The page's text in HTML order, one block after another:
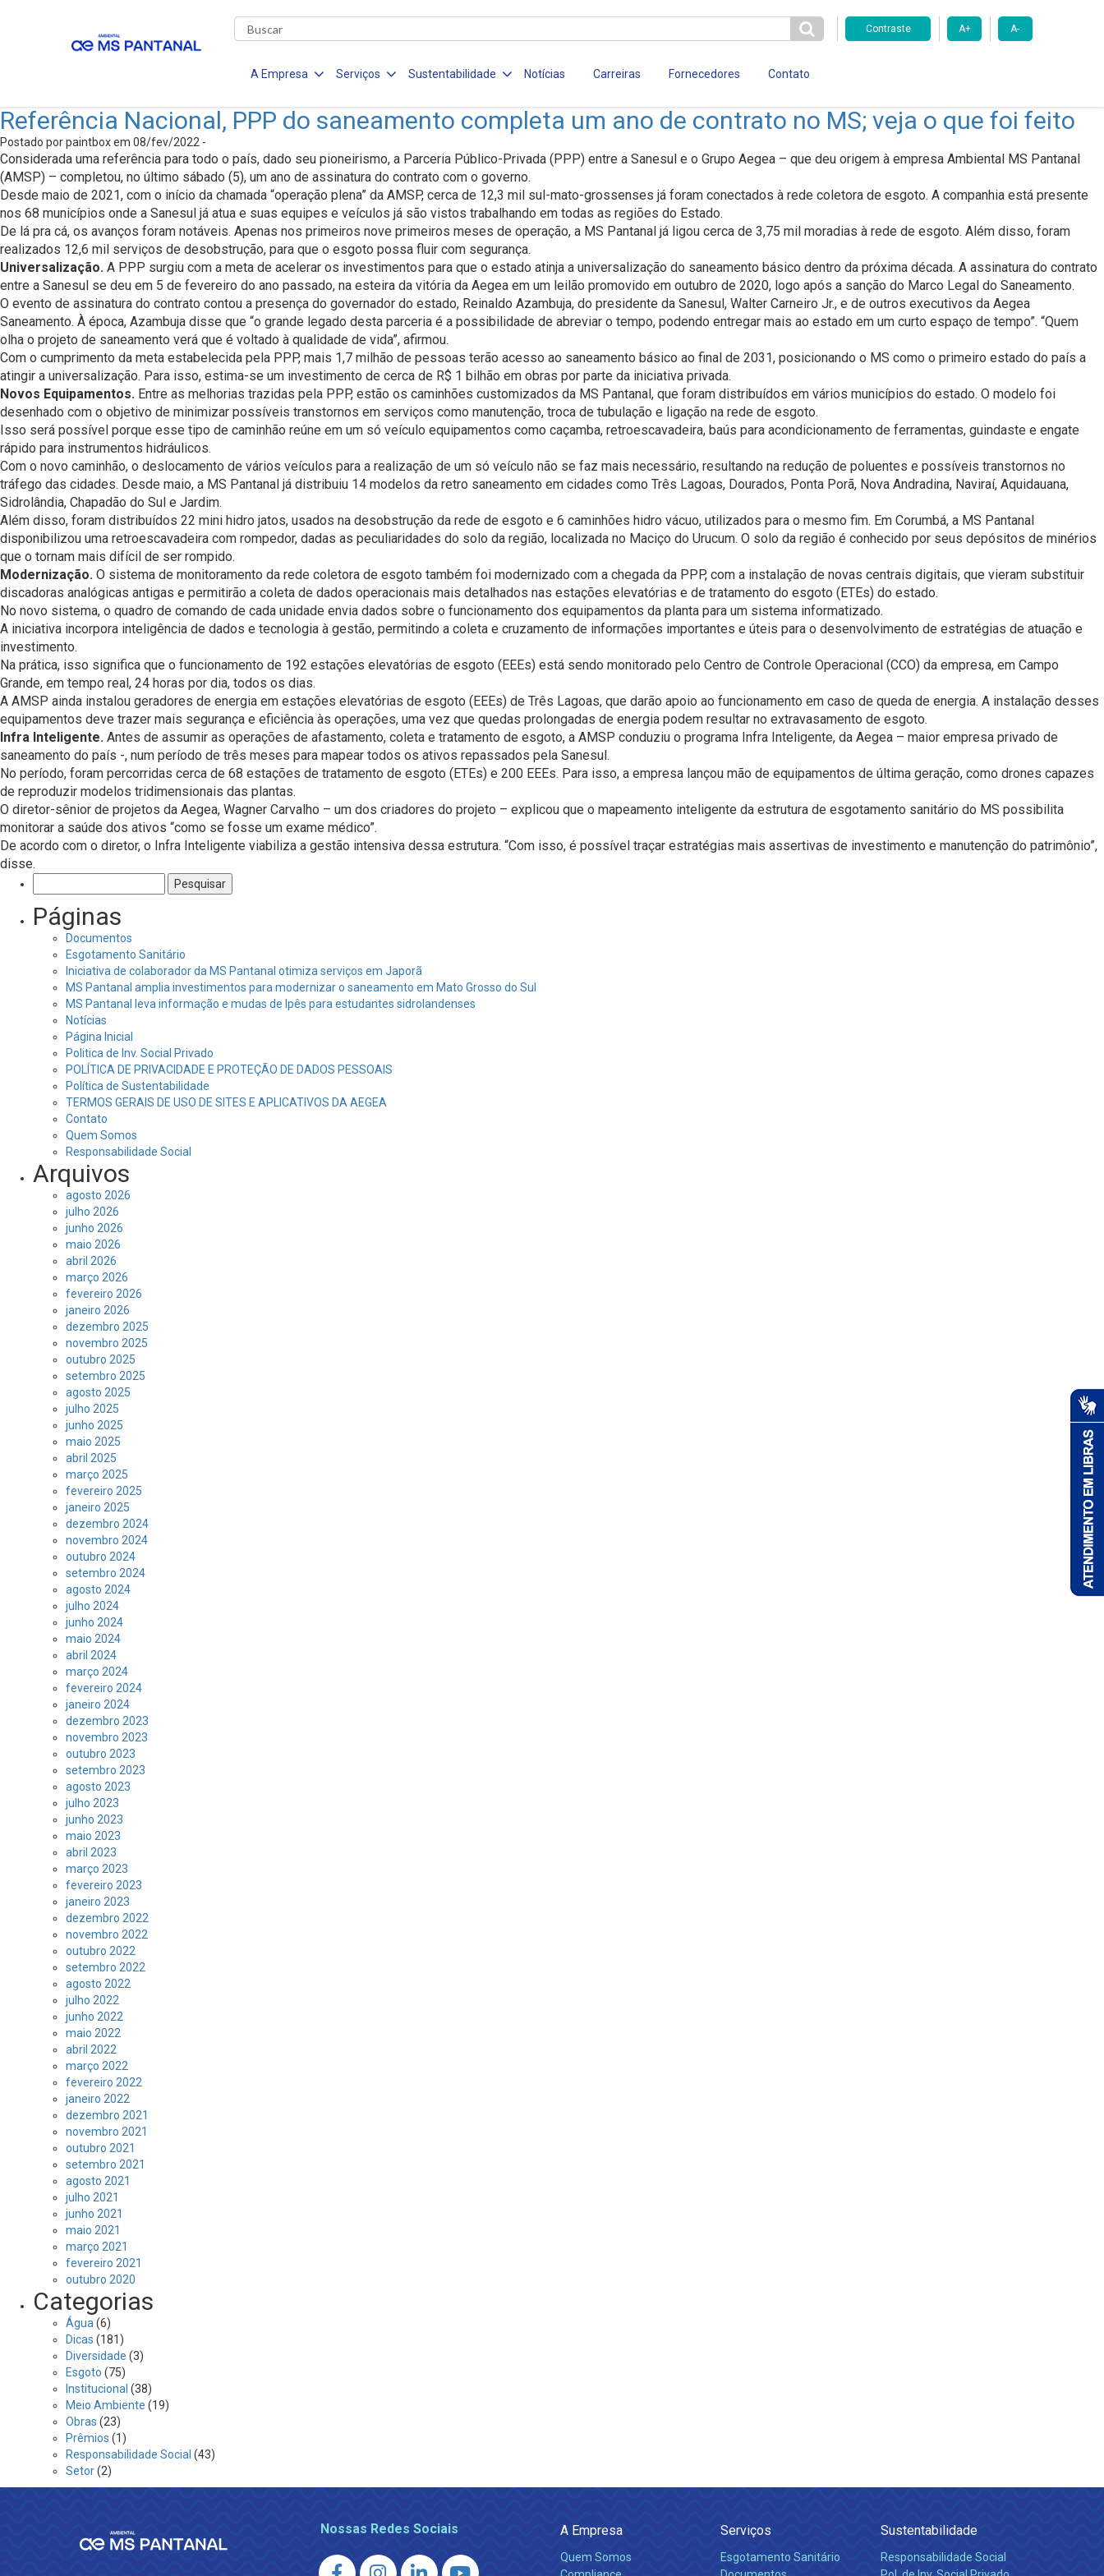
Contraste A+ A-
A Empresa Serviços Sustentabilidade Notícias Carreiras Fornecedores Contato
Referência Nacional, PPP do saneamento completa um ano de contrato no MS; veja o que foi feito
Postado por paintbox em 08/fev/2022 -
Considerada uma referência para todo o país, dado seu pioneirismo, a Parceria Público-Privada (PPP) entre a Sanesul e o Grupo Aegea – que deu origem à empresa Ambiental MS Pantanal
(AMSP) – completou, no último sábado (5), um ano de assinatura do contrato com o governo.
Desde maio de 2021, com o início da chamada “operação plena” da AMSP, cerca de 12,3 mil sul-mato-grossenses já foram conectados à rede coletora de esgoto. A companhia está presente
nos 68 municípios onde a Sanesul já atua e suas equipes e veículos já são vistos trabalhando em todas as regiões do Estado.
De lá pra cá, os avanços foram notáveis. Apenas nos primeiros nove primeiros meses de operação, a MS Pantanal já ligou cerca de 3,75 mil moradias à rede de esgoto. Além disso, foram
realizados 12,6 mil serviços de desobstrução, para que o esgoto possa fluir com segurança.
Universalização. A PPP surgiu com a meta de acelerar os investimentos para que o estado atinja a universalização do saneamento básico dentro da próxima década. A assinatura do contrato
entre a Sanesul se deu em 5 de fevereiro do ano passado, na esteira da vitória da Aegea em um leilão promovido em outubro de 2020, logo após a sanção do Marco Legal do Saneamento.
O evento de assinatura do contrato contou a presença do governador do estado, Reinaldo Azambuja, do presidente da Sanesul, Walter Carneiro Jr., e de outros executivos da Aegea
Saneamento. À época, Azambuja disse que “o grande legado desta parceria é a possibilidade de abreviar o tempo, podendo entregar mais ao estado em um curto espaço de tempo”. “Quem
olha o projeto de saneamento verá que é voltado à qualidade de vida”, afirmou.
Com o cumprimento da meta estabelecida pela PPP, mais 1,7 milhão de pessoas terão acesso ao saneamento básico ao final de 2031, posicionando o MS como o primeiro estado do país a
atingir a universalização. Para isso, estima-se um investimento de cerca de R$ 1 bilhão em obras por parte da iniciativa privada.
Novos Equipamentos. Entre as melhorias trazidas pela PPP, estão os caminhões customizados da MS Pantanal, que foram distribuídos em vários municípios do estado. O modelo foi
desenhado com o objetivo de minimizar possíveis transtornos em serviços como manutenção, troca de tubulação e ligação na rede de esgoto.
Isso será possível porque esse tipo de caminhão reúne em um só veículo equipamentos como caçamba, retroescavadeira, baús para acondicionamento de ferramentas, guindaste e engate
rápido para instrumentos hidráulicos.
Com o novo caminhão, o deslocamento de vários veículos para a realização de um só veículo não se faz mais necessário, resultando na redução de poluentes e possíveis transtornos no
tráfego das cidades. Desde maio, a MS Pantanal já distribuiu 14 modelos da retro saneamento em cidades como Três Lagoas, Dourados, Ponta Porã, Nova Andradina, Naviraí, Aquidauana,
Sidrolândia, Chapadão do Sul e Jardim.
Além disso, foram distribuídos 22 mini hidro jatos, usados na desobstrução da rede de esgoto e 6 caminhões hidro vácuo, utilizados para o mesmo fim. Em Corumbá, a MS Pantanal
disponibilizou uma retroescavadeira com rompedor, dadas as peculiaridades do solo da região, localizada no Maciço do Urucum. O solo da região é conhecido por seus depósitos de minérios
que o tornam mais difícil de ser rompido.
Modernização. O sistema de monitoramento da rede coletora de esgoto também foi modernizado com a chegada da PPP, com a instalação de novas centrais digitais, que vieram substituir
discadoras analógicas antigas e permitirão a coleta de dados operacionais mais detalhados nas estações elevatórias e de tratamento do esgoto (ETEs) do estado.
No novo sistema, o quadro de comando de cada unidade envia dados sobre o funcionamento dos equipamentos da planta para um sistema informatizado.
A iniciativa incorpora inteligência de dados e tecnologia à gestão, permitindo a coleta e cruzamento de informações importantes e úteis para o desenvolvimento de estratégias de atuação e
investimento.
Na prática, isso significa que o funcionamento de 192 estações elevatórias de esgoto (EEEs) está sendo monitorado pelo Centro de Controle Operacional (CCO) da empresa, em Campo
Grande, em tempo real, 24 horas por dia, todos os dias.
A AMSP ainda instalou geradores de energia em estações elevatórias de esgoto (EEEs) de Três Lagoas, que darão apoio ao funcionamento em caso de queda de energia. A instalação desses
equipamentos deve trazer mais segurança e eficiência às operações, uma vez que quedas prolongadas de energia podem resultar no extravasamento de esgoto.
Infra Inteligente. Antes de assumir as operações de afastamento, coleta e tratamento de esgoto, a AMSP conduziu o programa Infra Inteligente, da Aegea – maior empresa privado de
saneamento do país -, num período de três meses para mapear todos os ativos repassados pela Sanesul.
No período, foram percorridas cerca de 68 estações de tratamento de esgoto (ETEs) e 200 EEEs. Para isso, a empresa lançou mão de equipamentos de última geração, como drones capazes
de reproduzir modelos tridimensionais das plantas.
O diretor-sênior de projetos da Aegea, Wagner Carvalho – um dos criadores do projeto – explicou que o mapeamento inteligente da estrutura de esgotamento sanitário do MS possibilita
monitorar a saúde dos ativos “como se fosse um exame médico”.
De acordo com o diretor, o Infra Inteligente viabiliza a gestão intensiva dessa estrutura. “Com isso, é possível traçar estratégias mais assertivas de investimento e manutenção do patrimônio”,
disse.
por:
Páginas
Documentos
Esgotamento Sanitário
Iniciativa de colaborador da MS Pantanal otimiza serviços em Japorã
MS Pantanal amplia investimentos para modernizar o saneamento em Mato Grosso do Sul
MS Pantanal leva informação e mudas de Ipês para estudantes sidrolandenses
Notícias
Página Inicial
Politica de Inv. Social Privado
POLÍTICA DE PRIVACIDADE E PROTEÇÃO DE DADOS PESSOAIS
Política de Sustentabilidade
TERMOS GERAIS DE USO DE SITES E APLICATIVOS DA AEGEA
Contato
Quem Somos
Responsabilidade Social
Arquivos
agosto 2026
julho 2026
junho 2026
maio 2026
abril 2026
março 2026
fevereiro 2026
janeiro 2026
dezembro 2025
novembro 2025
outubro 2025
setembro 2025
agosto 2025
julho 2025
junho 2025
maio 2025
abril 2025
março 2025
fevereiro 2025
janeiro 2025
dezembro 2024
novembro 2024
outubro 2024
setembro 2024
agosto 2024
julho 2024
junho 2024
maio 2024
abril 2024
março 2024
fevereiro 2024
janeiro 2024
dezembro 2023
novembro 2023
outubro 2023
setembro 2023
agosto 2023
julho 2023
junho 2023
maio 2023
abril 2023
março 2023
fevereiro 2023
janeiro 2023
dezembro 2022
novembro 2022
outubro 2022
setembro 2022
agosto 2022
julho 2022
junho 2022
maio 2022
abril 2022
março 2022
fevereiro 2022
janeiro 2022
dezembro 2021
novembro 2021
outubro 2021
setembro 2021
agosto 2021
julho 2021
junho 2021
maio 2021
março 2021
fevereiro 2021
outubro 2020
Categorias
Água (6)
Dicas (181)
Diversidade (3)
Esgoto (75)
Institucional (38)
Meio Ambiente (19)
Obras (23)
Prêmios (1)
Responsabilidade Social (43)
Setor(2)
Nossas Redes Sociais A Empresa
Quem Somos
Serviços
Esgotamento Sanitário
Sustentabilidade
Responsabilidade Social